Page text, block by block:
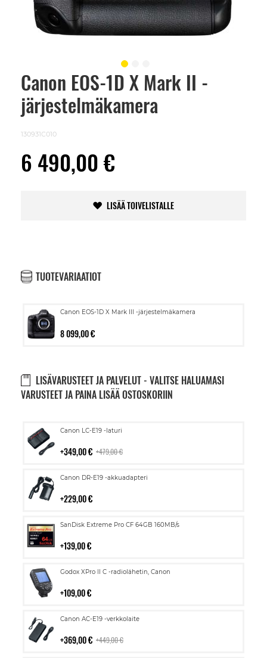
Canon EOS-1D X Mark II -
järjestelmäkamera
130931C010
6 490,00 €
LISÄÄ TOIVELISTALLE
TUOTEVARIAATIOT
Canon EOS-1D X Mark III -järjestelmäkamera
8 099,00 €
LISÄVARUSTEET JA PALVELUT - VALITSE HALUAMASI
VARUSTEET JA PAINA LISÄÄ OSTOSKORIIN
Canon LC-E19 -laturi
349,00 € 479,00 €
Lisää
Canon DR-E19 -akkuadapteri
229,00 €
Lisää
SanDisk Extreme Pro CF 64GB 160MB/s
139,00 €
Lisää
Godox XPro II C -radiolähetin, Canon
109,00 €
Lisää
Canon AC-E19 -verkkolaite
369,00 € 449,00 €
Lisää
Skip
beginning
images